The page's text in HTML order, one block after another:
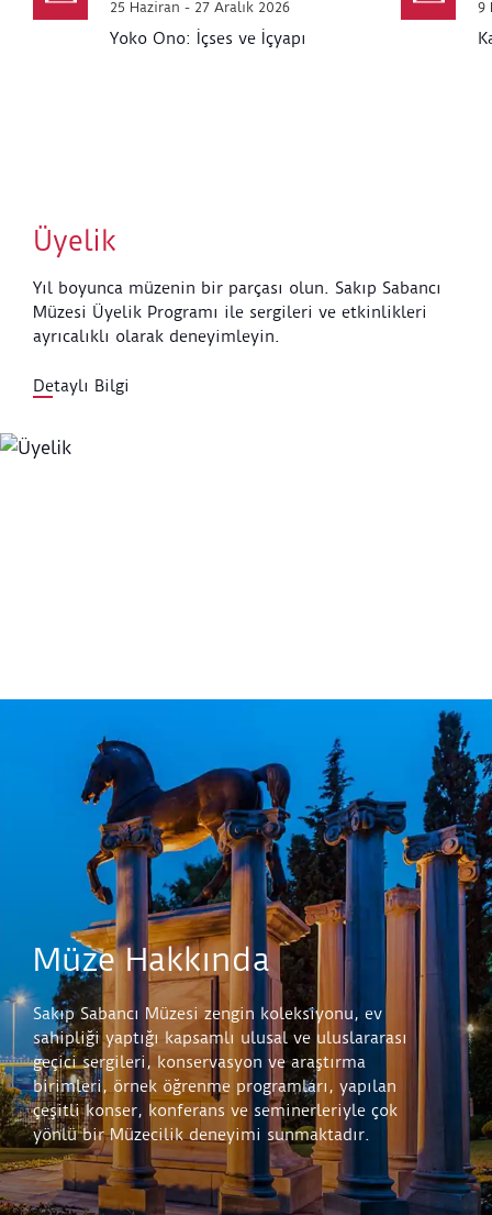
25 Haziran - 27 Aralık 2026
Yoko Ono: İçses ve İçyapı
9
Üyelik
Yıl boyunca müzenin bir parçası olun. Sakıp Sabancı
Müzesi Üyelik Programı ile sergileri ve etkinlikleri
ayrıcalıklı olarak deneyimleyin.
Detaylı Bilgi
Müze Hakkında
Sakıp Sabancı Müzesi zengin koleksiyonu, ev
sahipliği yaptığı kapsamlı ulusal ve uluslararası
geçici sergileri, konservasyon ve araştırma
birimleri, örnek öğrenme programları, yapılan
çeşitli konser, konferans ve seminerleriyle çok
yönlü bir Müzecilik deneyimi sunmaktadır.